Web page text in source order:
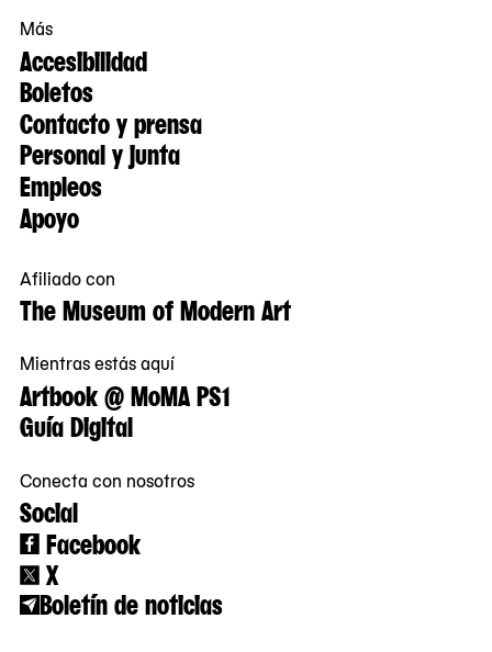
Más
Accesibilidad
Boletos
Contacto y prensa
Personal y junta
Empleos
Apoyo
Afiliado con
The Museum of Modern Art
Mientras estás aquí
Artbook @ MoMA PS1
Guía Digital
Conecta con nosotros
Social
Facebook
X
Boletín de noticias